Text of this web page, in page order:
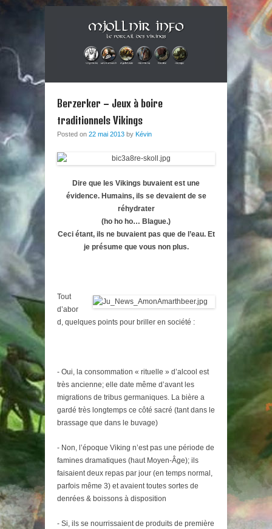
Mjollnir Info : le Portail des
Vikings !
Musique métal et culture scandinave, le tout dans un style
Berzerker ! Alors si vous vous sentez une âme de redresseur de
Thor aux cheveux longs et à la guitare électrique, ce blog est fait
pour vous !
Berzerker – Jeux à boire
traditionnels Vikings
Posted on 22 mai 2013 by Kévin
Dire que les Vikings buvaient est une
évidence. Humains, ils se devaient de se
réhydrater
(ho ho ho… Blague.)
Ceci étant, ils ne buvaient pas que de l’eau. Et
je présume que vous non plus.
Tout
d’abor
d, quelques points pour briller en société :
- Oui, la consommation « rituelle » d’alcool est
très ancienne; elle date même d’avant les
migrations de tribus germaniques. La bière a
gardé très longtemps ce côté sacré (tant dans le
brassage que dans le buvage)
- Non, l’époque Viking n’est pas une période de
famines dramatiques (haut Moyen-Âge); ils
faisaient deux repas par jour (en temps normal,
parfois même 3) et avaient toutes sortes de
denrées & boissons à disposition
- Si, ils se nourrissaient de produits de première